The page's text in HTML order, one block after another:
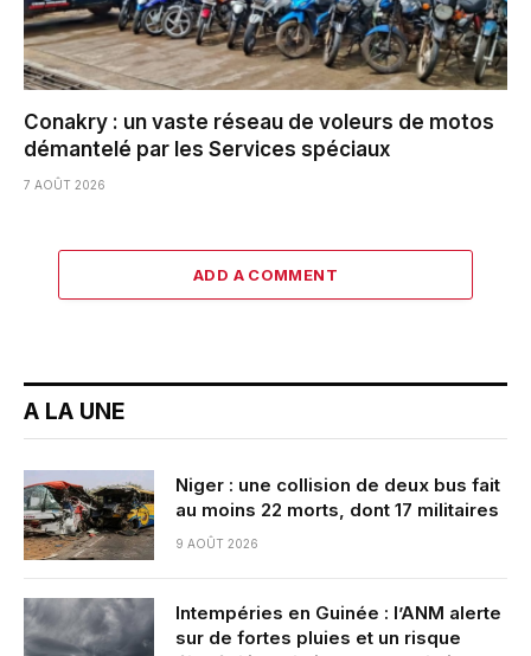
Conakry : un vaste réseau de voleurs de motos
démantelé par les Services spéciaux
7 AOÛT 2026
ADD A COMMENT
A LA UNE
Niger : une collision de deux bus fait
au moins 22 morts, dont 17 militaires
9 AOÛT 2026
Intempéries en Guinée : l’ANM alerte
sur de fortes pluies et un risque